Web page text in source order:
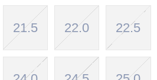
21.5 22.0 22.5